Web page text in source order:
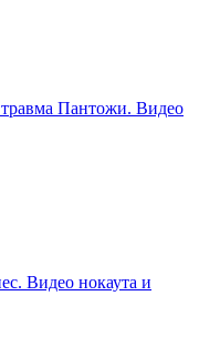
Пантожи. Видео
Видео нокаута и